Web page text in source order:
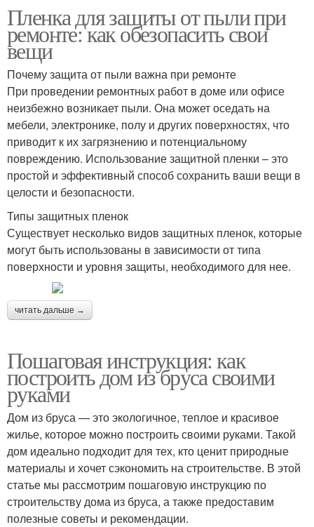
Пленка для защиты от пыли при
ремонте: как обезопасить свои
вещи
Почему защита от пыли важна при ремонте
При проведении ремонтных работ в доме или офисе
неизбежно возникает пыли. Она может оседать на
мебели, электронике, полу и других поверхностях, что
приводит к их загрязнению и потенциальному
повреждению. Использование защитной пленки – это
простой и эффективный способ сохранить ваши вещи в
целости и безопасности.
Типы защитных пленок
Существует несколько видов защитных пленок, которые
могут быть использованы в зависимости от типа
поверхности и уровня защиты, необходимого для нее.
читать дальше →
Пошаговая инструкция: как
построить дом из бруса своими
руками
Дом из бруса — это экологичное, теплое и красивое
жилье, которое можно построить своими руками. Такой
дом идеально подходит для тех, кто ценит природные
материалы и хочет сэкономить на строительстве. В этой
статье мы рассмотрим пошаговую инструкцию по
строительству дома из бруса, а также предоставим
полезные советы и рекомендации.